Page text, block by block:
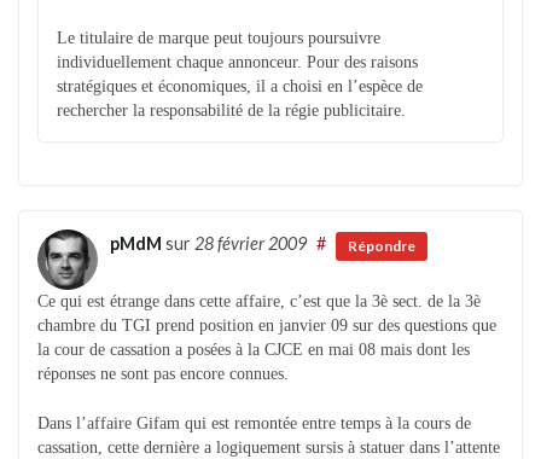
Le titulaire de marque peut toujours poursuivre
individuellement chaque annonceur. Pour des raisons
stratégiques et économiques, il a choisi en l’espèce de
rechercher la responsabilité de la régie publicitaire.
pMdM sur 28 février 2009 # Répondre
Ce qui est étrange dans cette affaire, c’est que la 3è sect. de la 3è
chambre du TGI prend position en janvier 09 sur des questions que
la cour de cassation a posées à la CJCE en mai 08 mais dont les
réponses ne sont pas encore connues.
Dans l’affaire Gifam qui est remontée entre temps à la cours de
cassation, cette dernière a logiquement sursis à statuer dans l’attente